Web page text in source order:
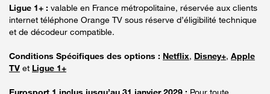
Ligue 1+ : valable en France métropolitaine, réservée aux clients
internet téléphone Orange TV sous réserve d’éligibilité technique
et de décodeur compatible.
Conditions Spécifiques des options : Netflix, Disney+, Apple
TV et Ligue 1+
Eurosport 1 inclus jusqu’au 31 janvier 2029 : Pour toute